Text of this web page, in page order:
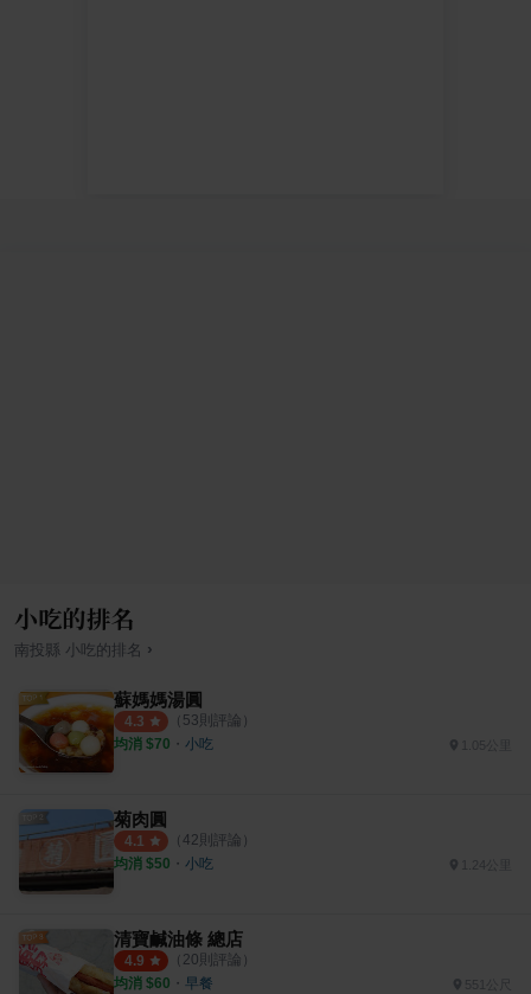
小吃的排名
南投縣 小吃 的排名 ›
蘇媽媽湯圓
4.3 （ 53則評論）
均消 $70 ・ 小吃 1.05公里
菊肉圓
4.1 （ 42則評論）
均消 $50 ・ 小吃 1.24公里
清寶鹹油條 總店
4.9 （ 20則評論）
均消 $60 ・ 早餐 551公尺